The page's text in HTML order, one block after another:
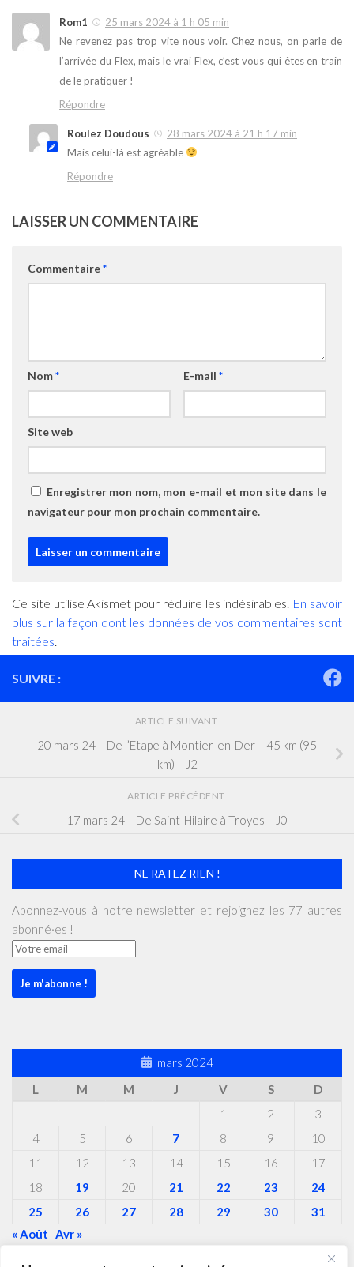
Rom1
25 mars 2024 à 1 h 05 min
Ne revenez pas trop vite nous voir. Chez nous, on parle de
l’arrivée du Flex, mais le vrai Flex, c’est vous qui êtes en train
de le pratiquer !
Répondre
Roulez Doudous
28 mars 2024 à 21 h 17 min
Mais celui-là est agréable
Répondre
LAISSER UN COMMENTAIRE
Commentaire*
Nom* E-mail *
Site web
Enregistrer mon nom, mon e-mail et mon site dans le
navigateur pour mon prochain commentaire.
Ce site utilise Akismet pour réduire les indésirables. En savoir
plus sur la façon dont les données de vos commentaires sont
traitées.
SUIVRE :
ARTICLE SUIVANT
20 mars 24 – De l’Etape à Montier-en-Der – 45 km (95
km) – J2
ARTICLE PRÉCÉDENT
17 mars 24 – De Saint-Hilaire à Troyes – J0
NE RATEZ RIEN !
Abonnez-vous à notre newsletter et rejoignez les 77 autres
abonné·es !
mars 2024
L
M M J V S
D
1
2
3
4
5 6 7 8 9
10
11
12 13 14 15 16
17
18
19 20 21 22 23
24
25
26 27 28 29 30
31
« Août Avr »